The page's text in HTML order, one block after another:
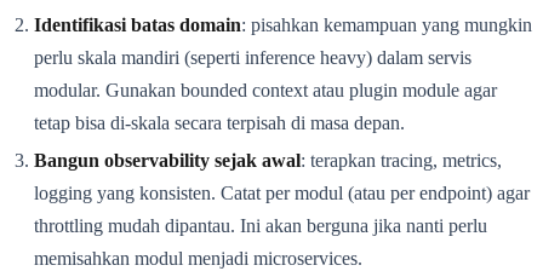
Identifikasi batas domain: pisahkan kemampuan yang mungkin
perlu skala mandiri (seperti inference heavy) dalam servis
modular. Gunakan bounded context atau plugin module agar
tetap bisa di-skala secara terpisah di masa depan.
Bangun observability sejak awal: terapkan tracing, metrics,
logging yang konsisten. Catat per modul (atau per endpoint) agar
throttling mudah dipantau. Ini akan berguna jika nanti perlu
memisahkan modul menjadi microservices.